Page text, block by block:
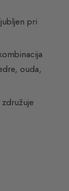
pri
ouda,